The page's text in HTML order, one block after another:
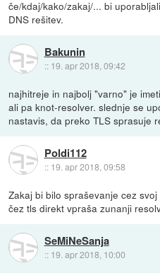
če/kdaj/kako/zakaj/... bi
DNS rešitev.
Bakunin
:: 19. apr 2018, 09:42
najhitreje in najbolj "varno" je
ali pa knot-resolver. slednje se
nastavis, da preko TLS sprasuje
Poldi112
:: 19. apr 2018, 09:58
Zakaj bi bilo spraševanje cez
čez tls direkt vpraša zunanji
SeMiNeSanja
:: 19. apr 2018, 10:00